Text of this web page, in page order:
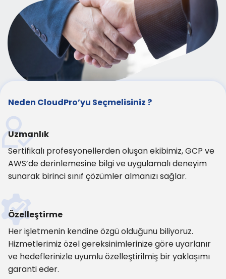
Neden CloudPro’yu Seçmelisiniz ?
Uzmanlık
Sertifikalı profesyonellerden oluşan ekibimiz, GCP ve
AWS’de derinlemesine bilgi ve uygulamalı deneyim
sunarak birinci sınıf çözümler almanızı sağlar.
Özelleştirme
Her işletmenin kendine özgü olduğunu biliyoruz.
Hizmetlerimiz özel gereksinimlerinize göre uyarlanır
ve hedeflerinizle uyumlu özelleştirilmiş bir yaklaşımı
garanti eder.